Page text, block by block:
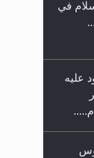
في
عليه